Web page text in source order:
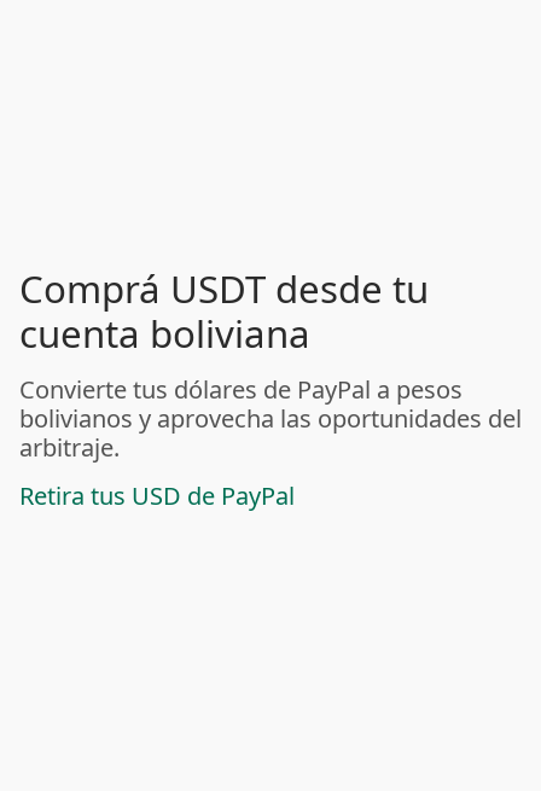
Comprá USDT desde tu
cuenta boliviana
Convierte tus dólares de PayPal a pesos
bolivianos y aprovecha las oportunidades del
arbitraje.
Retira tus USD de PayPal